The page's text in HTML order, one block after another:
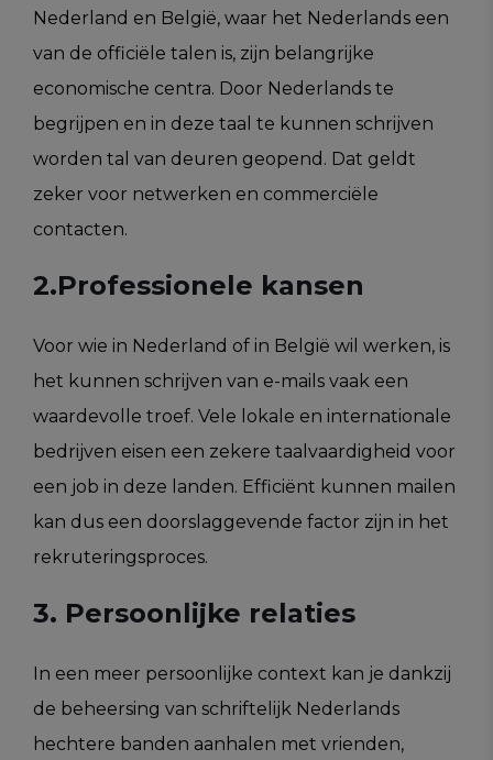
Nederland en België, waar het Nederlands een
van de officiële talen is, zijn belangrijke
economische centra. Door Nederlands te
begrijpen en in deze taal te kunnen schrijven
worden tal van deuren geopend. Dat geldt
zeker voor netwerken en commerciële
contacten.
2.Professionele kansen
Voor wie in Nederland of in België wil werken, is
het kunnen schrijven van e-mails vaak een
waardevolle troef. Vele lokale en internationale
bedrijven eisen een zekere taalvaardigheid voor
een job in deze landen. Efficiënt kunnen mailen
kan dus een doorslaggevende factor zijn in het
rekruteringsproces.
3. Persoonlijke relaties
In een meer persoonlijke context kan je dankzij
de beheersing van schriftelijk Nederlands
hechtere banden aanhalen met vrienden,